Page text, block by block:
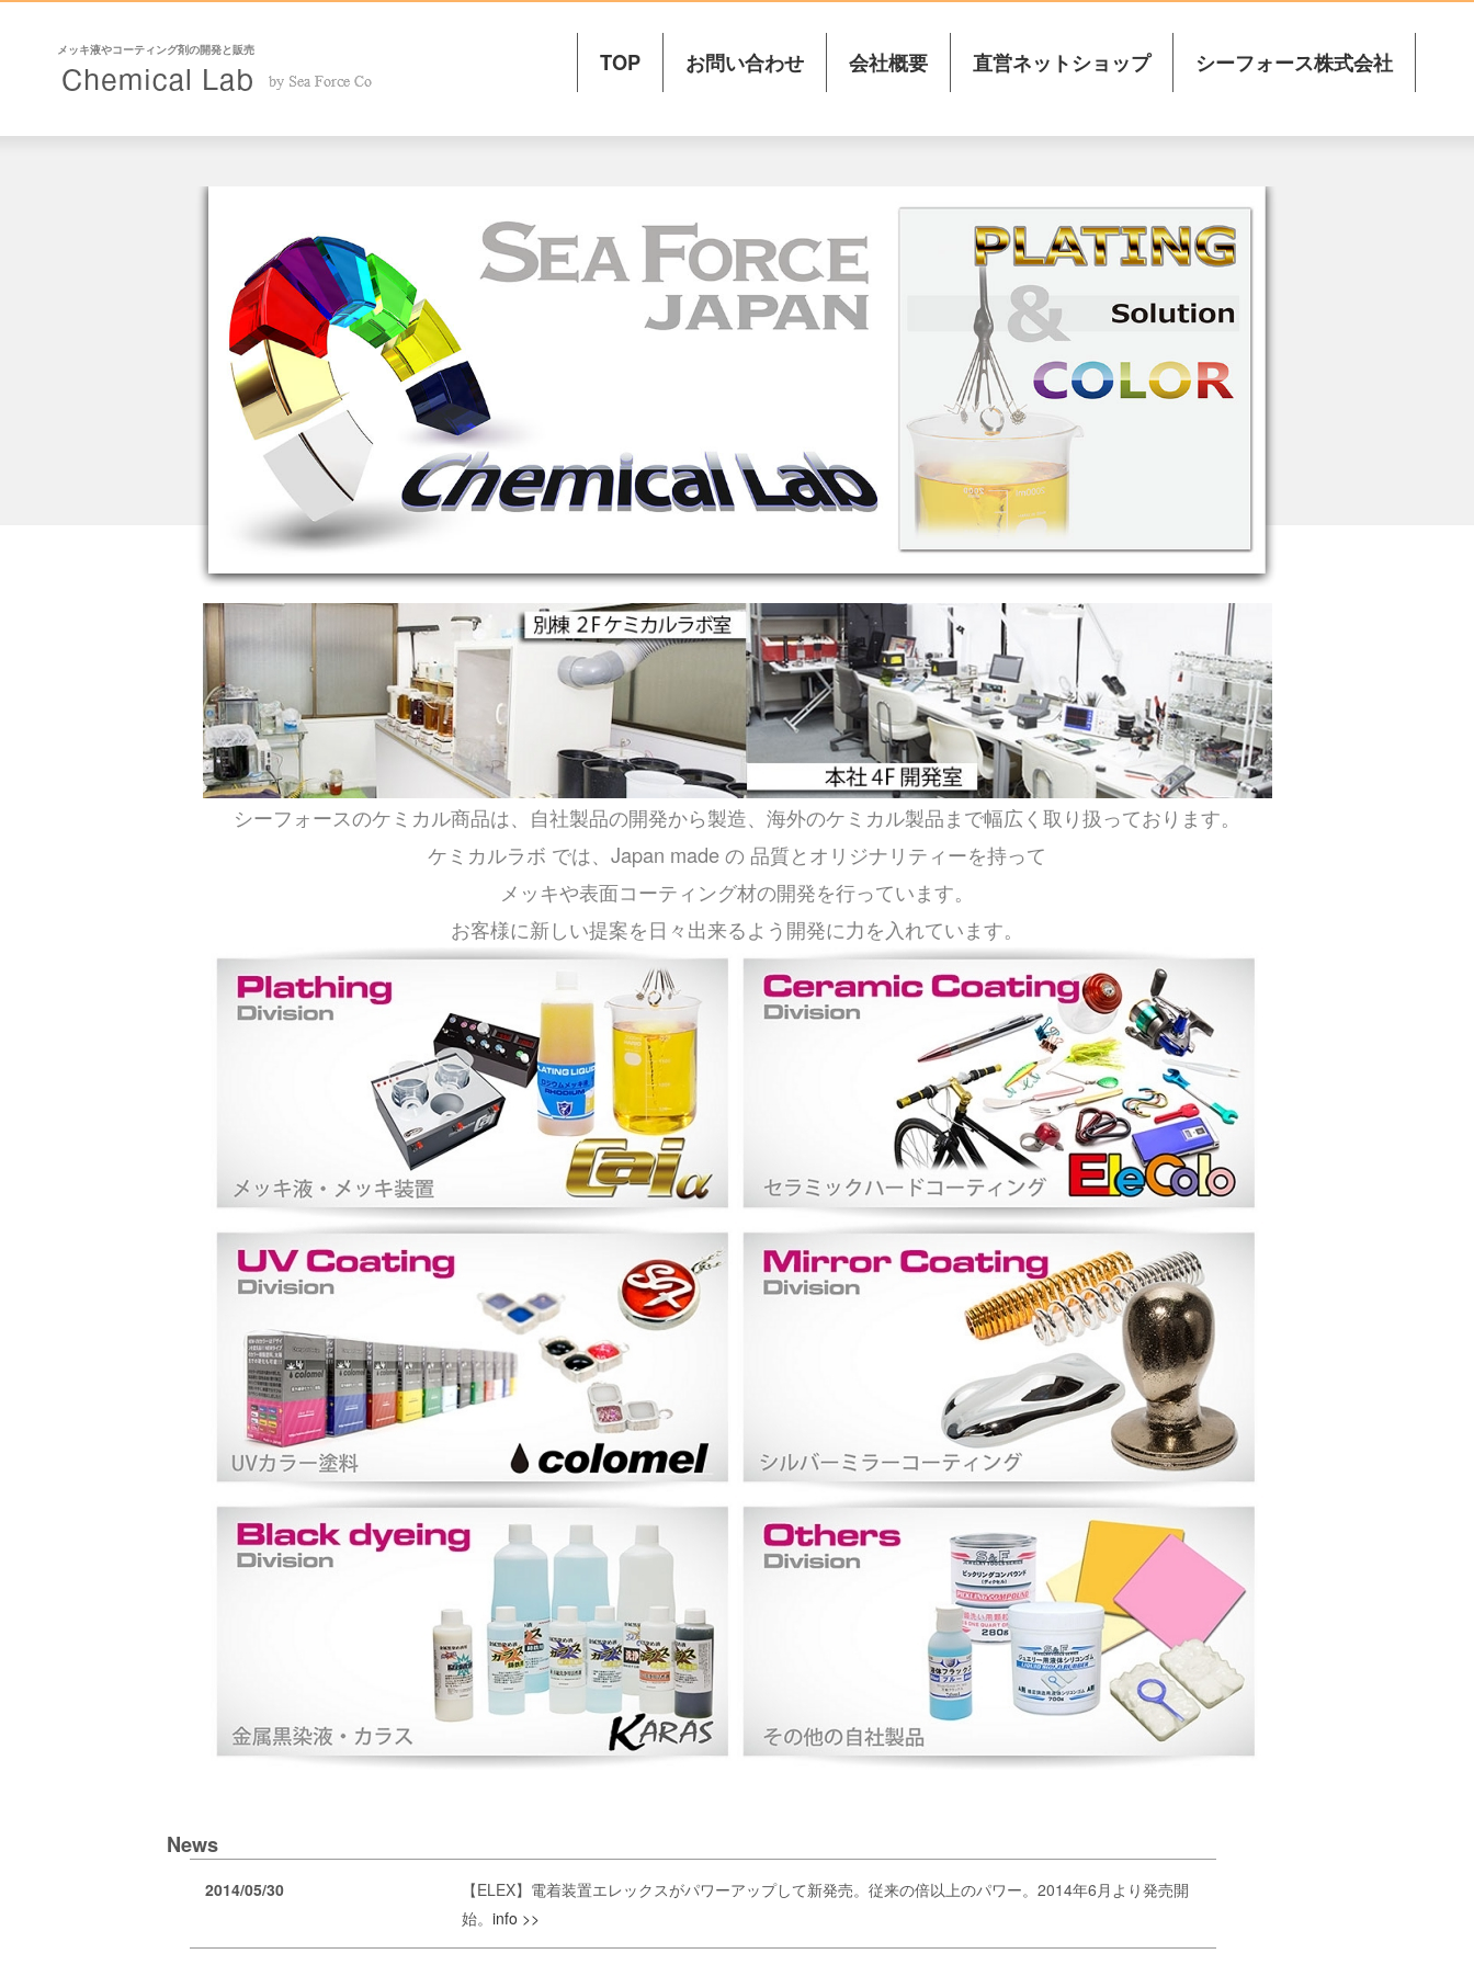
メッキ液やコーティング剤の開発と販売 TOP お問い合わせ 会社概要 直営ネットショップ シーフォース株式会社
シーフォースのケミカル商品は、自社製品の開発から製造、海外のケミカル製品まで幅広く取り扱っております。
ケミカルラボ では、Japan made の 品質とオリジナリティーを持って
メッキや表面コーティング材の開発を行っています。
お客様に新しい提案を日々出来るよう開発に力を入れています。
News
2014/05/30
【ELEX】電着装置エレックスがパワーアップして新発売。従来の倍以上のパワー。2014年6月より発売開
始。 info >>